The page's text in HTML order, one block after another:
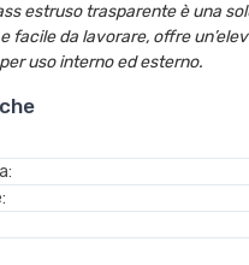
estruso trasparente è una
facile da lavorare, offre
uso interno ed esterno.